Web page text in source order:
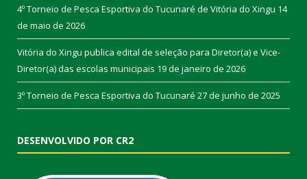
4º Torneio de Pesca Esportiva do Tucunaré de Vitória do Xingu 14
de maio de 2026
Vitória do Xingu publica edital de seleção para Diretor(a) e Vice-
Diretor(a) das escolas municipais 19 de janeiro de 2026
3º Torneio de Pesca Esportiva do Tucunaré 27 de junho de 2025
DESENVOLVIDO POR CR2